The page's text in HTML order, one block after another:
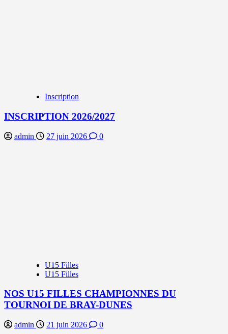
Inscription
INSCRIPTION 2026/2027
admin 27 juin 2026 0
U15 Filles
U15 Filles
NOS U15 FILLES CHAMPIONNES DU
TOURNOI DE BRAY-DUNES
admin 21 juin 2026 0